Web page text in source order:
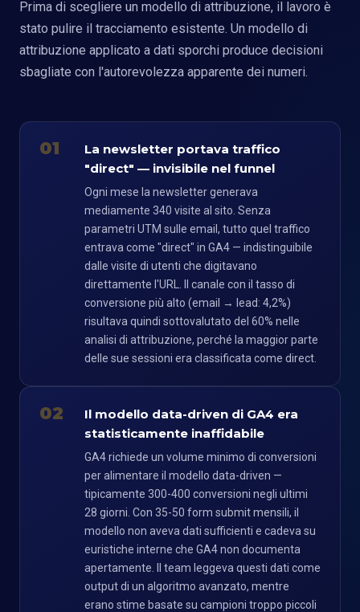
Prima di scegliere un modello di attribuzione, il lavoro è
stato pulire il tracciamento esistente. Un modello di
attribuzione applicato a dati sporchi produce decisioni
sbagliate con l'autorevolezza apparente dei numeri.
01
La newsletter portava traffico
"direct" — invisibile nel funnel
Ogni mese la newsletter generava
mediamente 340 visite al sito. Senza
parametri UTM sulle email, tutto quel traffico
entrava come "direct" in GA4 — indistinguibile
dalle visite di utenti che digitavano
direttamente l'URL. Il canale con il tasso di
conversione più alto (email → lead: 4,2%)
risultava quindi sottovalutato del 60% nelle
analisi di attribuzione, perché la maggior parte
delle sue sessioni era classificata come direct.
02
Il modello data-driven di GA4 era
statisticamente inaffidabile
GA4 richiede un volume minimo di conversioni
per alimentare il modello data-driven —
tipicamente 300-400 conversioni negli ultimi
28 giorni. Con 35-50 form submit mensili, il
modello non aveva dati sufficienti e cadeva su
euristiche interne che GA4 non documenta
apertamente. Il team leggeva questi dati come
output di un algoritmo avanzato, mentre
erano stime basate su campioni troppo piccoli